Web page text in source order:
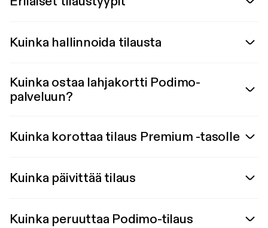
Kuinka hallinnoida tilausta
Kuinka ostaa lahjakortti Podimo-
palveluun?
Kuinka korottaa tilaus Premium -tasolle
Kuinka päivittää tilaus
Kuinka peruuttaa Podimo-tilaus